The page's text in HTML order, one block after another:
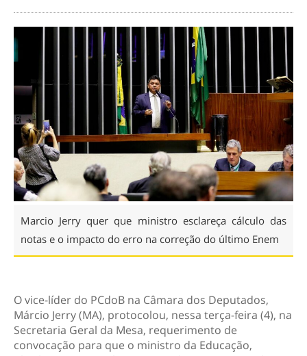
Marcio Jerry quer que ministro esclareça cálculo das
notas e o impacto do erro na correção do último Enem
O vice-líder do PCdoB na Câmara dos Deputados,
Márcio Jerry (MA), protocolou, nessa terça-feira (4), na
Secretaria Geral da Mesa, requerimento de
convocação para que o ministro da Educação,